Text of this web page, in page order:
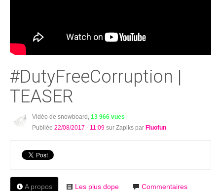
#DutyFreeCorruption |
TEASER
Vidéo de snowboard, 13 966 vues
Publiée 22/08/2017 - 11:09sur Zapiks par Fluofun
A propos Les plus dope Commentaires